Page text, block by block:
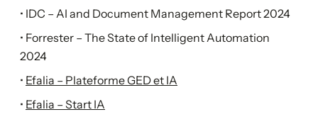
• IDC – AI and Document Management Report 2024
• Forrester – The State of Intelligent Automation
2024
• Efalia – Plateforme GED et IA
• Efalia – Start IA